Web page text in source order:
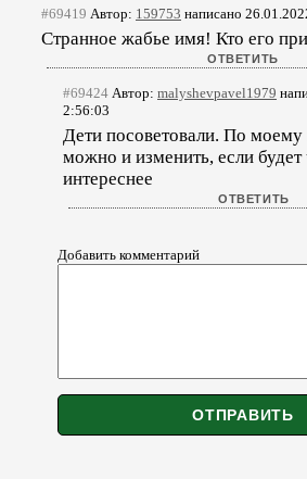
#69419 Автор: 159753 написано
Странное жабье имя! Кто его
#69424 Автор: malyshevpavel1979
2:56:03
Дети посоветовали. По
можно и изменить, если будет
интереснее
Добавить комментарий